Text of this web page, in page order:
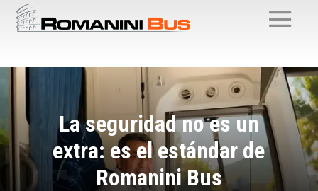
La seguridad no es un
extra: es el estándar de
Romanini Bus